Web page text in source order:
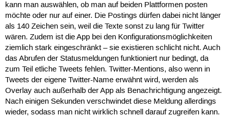
kann man auswählen, ob man auf beiden Plattformen posten
möchte oder nur auf einer. Die Postings dürfen dabei nicht länger
als 140 Zeichen sein, weil die Texte sonst zu lang für Twitter
wären. Zudem ist die App bei den Konfigurationsmöglichkeiten
ziemlich stark eingeschränkt – sie existieren schlicht nicht. Auch
das Abrufen der Statusmeldungen funktioniert nur bedingt, da
zum Teil etliche Tweets fehlen. Twitter-Mentions, also wenn in
Tweets der eigene Twitter-Name erwähnt wird, werden als
Overlay auch außerhalb der App als Benachrichtigung angezeigt.
Nach einigen Sekunden verschwindet diese Meldung allerdings
wieder, sodass man nicht wirklich schnell darauf zugreifen kann.